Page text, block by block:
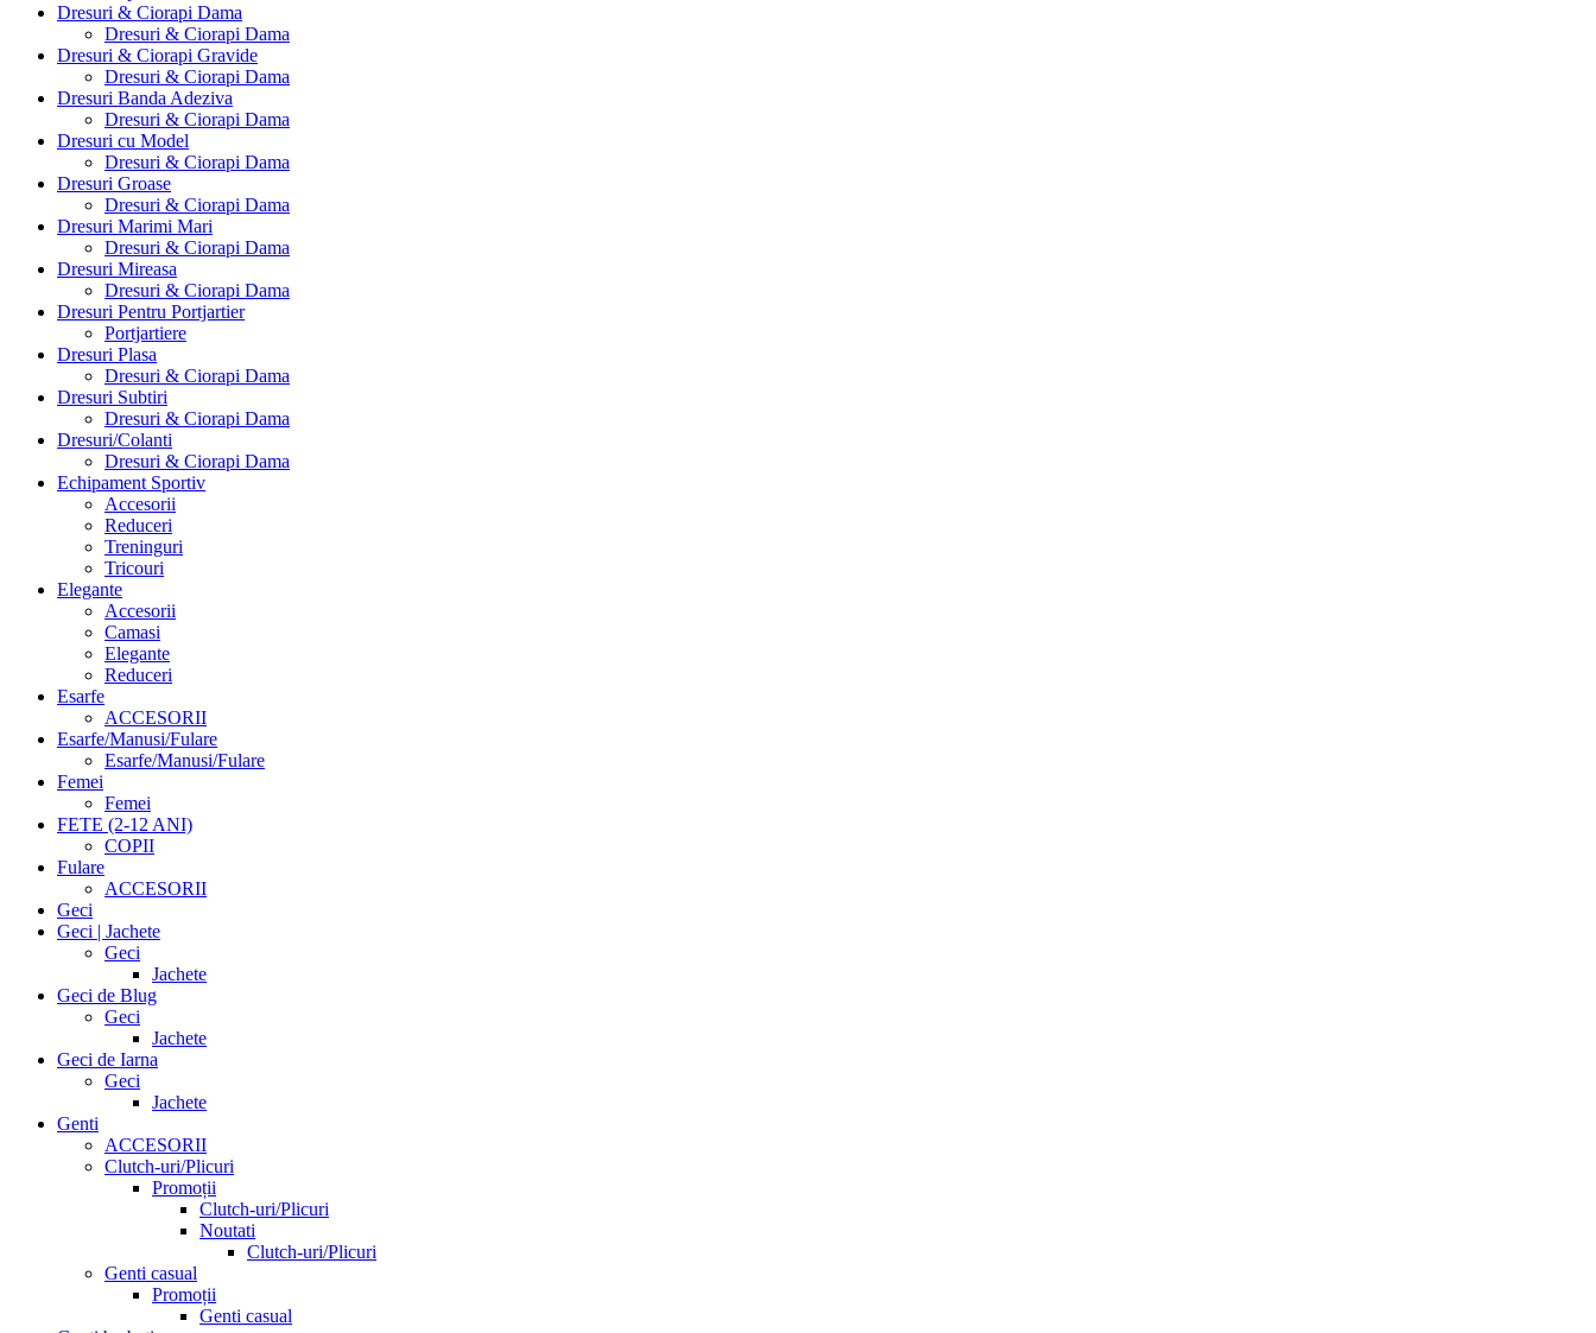
Dresuri & Ciorapi Dama
Dresuri & Ciorapi Dama
Dresuri & Ciorapi Gravide
Dresuri & Ciorapi Dama
Dresuri Banda Adeziva
Dresuri & Ciorapi Dama
Dresuri cu Model
Dresuri & Ciorapi Dama
Dresuri Groase
Dresuri & Ciorapi Dama
Dresuri Marimi Mari
Dresuri & Ciorapi Dama
Dresuri Mireasa
Dresuri & Ciorapi Dama
Dresuri Pentru Portjartier
Portjartiere
Dresuri Plasa
Dresuri & Ciorapi Dama
Dresuri Subtiri
Dresuri & Ciorapi Dama
Dresuri/Colanti
Dresuri & Ciorapi Dama
Echipament Sportiv
Accesorii
Reduceri
Treninguri
Tricouri
Elegante
Accesorii
Camasi
Elegante
Reduceri
Esarfe
ACCESORII
Esarfe/Manusi/Fulare
Esarfe/Manusi/Fulare
Femei
Femei
FETE (2-12 ANI)
COPII
Fulare
ACCESORII
Geci
Geci | Jachete
Geci
Jachete
Geci de Blug
Geci
Jachete
Geci de Iarna
Geci
Jachete
Genti
ACCESORII
Clutch-uri/Plicuri
Promoții
Clutch-uri/Plicuri
Noutati
Clutch-uri/Plicuri
Genti casual
Promoții
Genti casual